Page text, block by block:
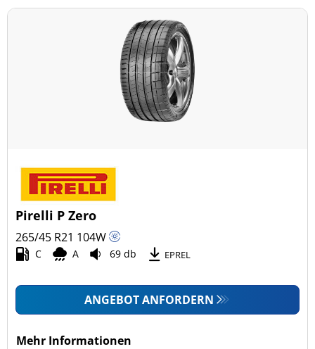
Pirelli P Zero
265/45 R21 104W
C A 69 db EPREL
ANGEBOT ANFORDERN
Mehr Informationen